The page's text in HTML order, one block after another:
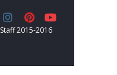
Staff 2015-2016